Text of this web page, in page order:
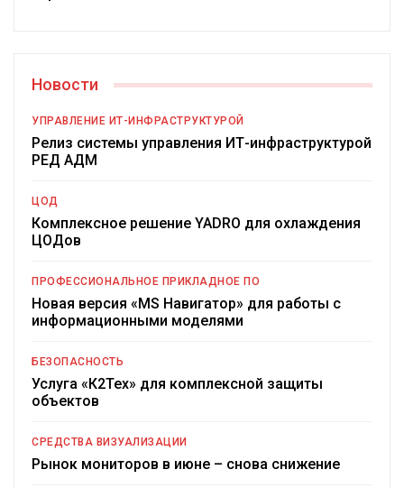
Новости
УПРАВЛЕНИЕ ИТ-ИНФРАСТРУКТУРОЙ
Релиз системы управления ИТ-инфраструктурой
РЕД АДМ
ЦОД
Комплексное решение YADRO для охлаждения
ЦОДов
ПРОФЕССИОНАЛЬНОЕ ПРИКЛАДНОЕ ПО
Новая версия «MS Навигатор» для работы с
информационными моделями
БЕЗОПАСНОСТЬ
Услуга «К2Тех» для комплексной защиты
объектов
СРЕДСТВА ВИЗУАЛИЗАЦИИ
Рынок мониторов в июне – снова снижение